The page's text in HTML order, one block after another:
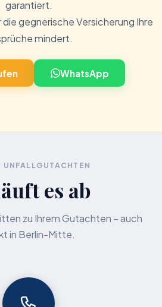
garantiert.
gegnerische Versicherung Ihre
mindert.
WhatsApp
UNFALLGUTACHTEN
es ab
zu Ihrem Gutachten – auch
in Berlin-Mitte.